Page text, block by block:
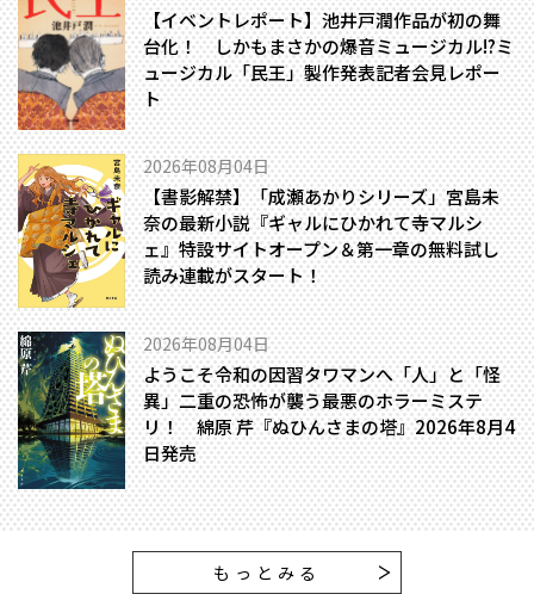
【イベントレポート】池井戸潤作品が初の舞
台化！ しかもまさかの爆音ミュージカル!?――ミ
ュージカル「民王」製作発表記者会見レポー
ト
2026年08月04日
【書影解禁】「成瀬あかりシリーズ」宮島未
奈の最新小説『ギャルにひかれて寺マルシ
ェ』特設サイトオープン＆第一章の無料試し
読み連載がスタート！
2026年08月04日
ようこそ令和の因習タワマンへ――「人」と「怪
異」二重の恐怖が襲う最悪のホラーミステ
リ！ 綿原 芹『ぬひんさまの塔』2026年8月4
日発売
もっとみる